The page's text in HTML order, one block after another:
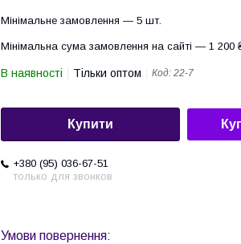
Мінімальне замовлення — 5 шт.
Мінімальна сума замовлення на сайті — 1 200
В наявності Тільки оптом Код: 22-7
Купити
+380 (95) 036-67-51
только для звонков